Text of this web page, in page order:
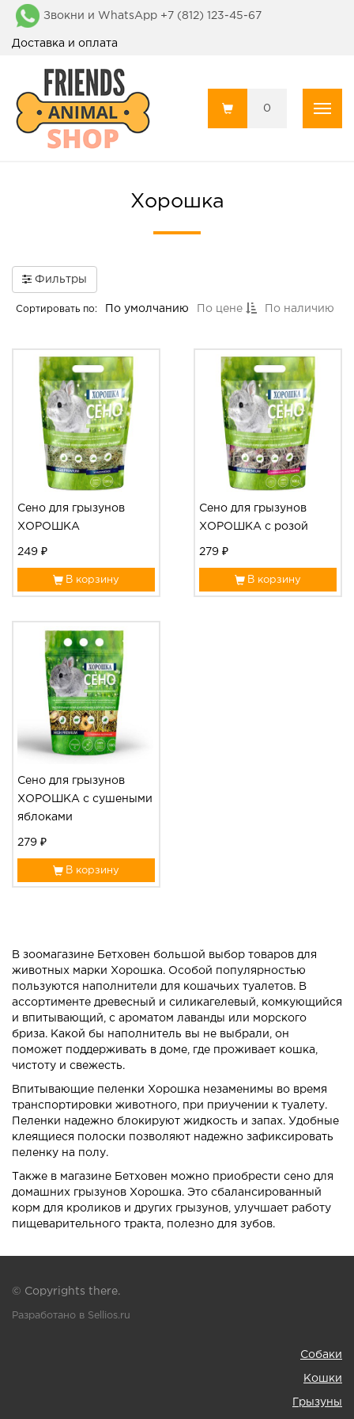
Звокни и WhatsApp +7 (812) 123-45-67
Доставка и оплата
0
Хорошка
Фильтры
Сортировать по: По умолчанию По цене По наличию
В корзину
Сено для грызунов
ХОРОШКА
249 ₽
В корзину
Сено для грызунов
ХОРОШКА с розой
279 ₽
В корзину
Сено для грызунов
ХОРОШКА с сушеными
яблоками
279 ₽
В зоомагазине Бетховен большой выбор товаров для
животных марки Хорошка. Особой популярностью
пользуются наполнители для кошачьих туалетов. В
ассортименте древесный и силикагелевый, комкующийся
и впитывающий, с ароматом лаванды или морского
бриза. Какой бы наполнитель вы не выбрали, он
поможет поддерживать в доме, где проживает кошка,
чистоту и свежесть.
Впитывающие пеленки Хорошка незаменимы во время
транспортировки животного, при приучении к туалету.
Пеленки надежно блокируют жидкость и запах. Удобные
клеящиеся полоски позволяют надежно зафиксировать
пеленку на полу.
Также в магазине Бетховен можно приобрести сено для
домашних грызунов Хорошка. Это сбалансированный
корм для кроликов и других грызунов, улучшает работу
пищеварительного тракта, полезно для зубов.
© Copyrights there.
Разработано в Sellios.ru
Собаки
Кошки
Грызуны